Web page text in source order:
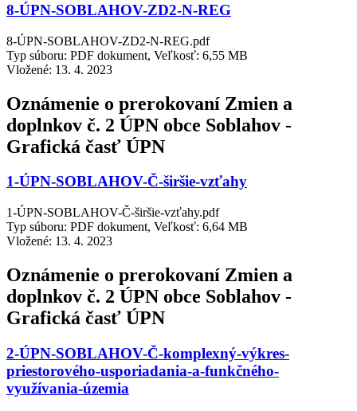
8-ÚPN-SOBLAHOV-ZD2-N-REG
8-ÚPN-SOBLAHOV-ZD2-N-REG.pdf
Typ súboru: PDF dokument, Veľkosť: 6,55 MB
Vložené: 13. 4. 2023
Oznámenie o prerokovaní Zmien a
doplnkov č. 2 ÚPN obce Soblahov -
Grafická časť ÚPN
1-ÚPN-SOBLAHOV-Č-širšie-vzťahy
1-ÚPN-SOBLAHOV-Č-širšie-vzťahy.pdf
Typ súboru: PDF dokument, Veľkosť: 6,64 MB
Vložené: 13. 4. 2023
Oznámenie o prerokovaní Zmien a
doplnkov č. 2 ÚPN obce Soblahov -
Grafická časť ÚPN
2-ÚPN-SOBLAHOV-Č-komplexný-výkres-
priestorového-usporiadania-a-funkčného-
využívania-územia